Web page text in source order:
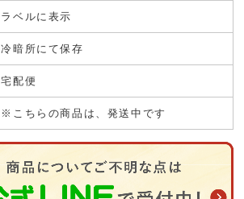
ラベルに表示
冷暗所にて保存
宅配便
※こちらの商品は、発送中です